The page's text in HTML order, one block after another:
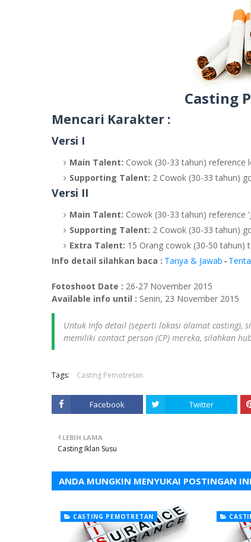
Casting
Mencari Karakter :
Versi I
Main Talent: Cowok (30-33 tahun) reference
Supporting Talent: 2 Cowok (30-33 tahun)
Versi II
Main Talent: Cowok (30-33 tahun) reference
Supporting Talent: 2 Cowok (30-33 tahun)
Extra Talent: 15 Orang cowok (30-50 tahun)
Info detail silahkan baca : Tanya & Jawab -
Fotoshoot Date : 26-27 November 2015
Available info until : Senin, 23 November 2015
Untuk Info detail (seperti lokasi alamat casting),
memiliki contact person (CP) mereka, silahkan
Tags: Casting Pemotretan
Facebook Twitter
LEBIH LAMA
Casting Iklan Susu
ANDA MUNGKIN MENYUKAI POSTINGAN INI
CASTING PEMOTRETAN